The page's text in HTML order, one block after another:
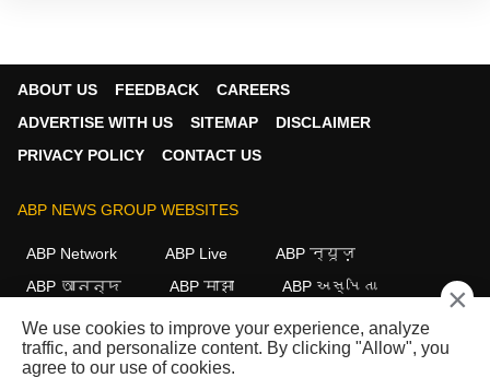
ABOUT US FEEDBACK
CAREERS
ADVERTISE WITH US
SITEMAP
DISCLAIMER
PRIVACY POLICY
CONTACT US
ABP NEWS GROUP WEBSITES
ABP Network ABP Live
ABP न्यूज़
ABP আনন্দ
ABP माझा
ABP અસ્મિતા
ABP Ganga
ABP ਸਾਂਝਾ ABP நாடு ABP దేశం
FOLLOW US
×
We use cookies to improve your experience, analyze
traffic, and personalize content. By clicking "Allow", you
agree to our use of cookies.